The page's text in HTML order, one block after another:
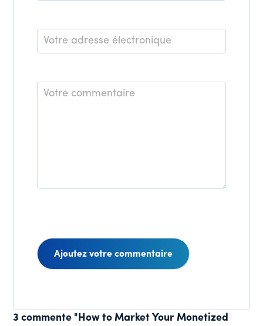
E-
mail
Commentaire
Interactions
3 commente "How to Market Your Monetized